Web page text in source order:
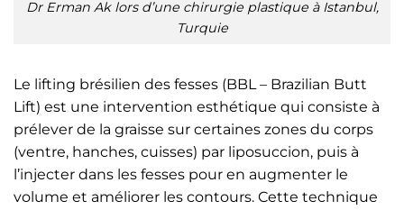
Dr Erman Ak lors d’une chirurgie plastique à Istanbul,
Turquie
Le lifting brésilien des fesses (BBL – Brazilian Butt
Lift) est une intervention esthétique qui consiste à
prélever de la graisse sur certaines zones du corps
(ventre, hanches, cuisses) par liposuccion, puis à
l’injecter dans les fesses pour en augmenter le
volume et améliorer les contours. Cette technique